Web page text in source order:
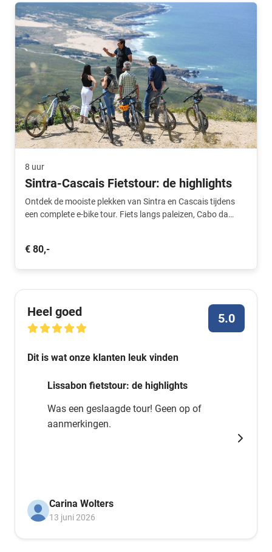
8 uur
Sintra-Cascais Fietstour: de highlights
Ontdek de mooiste plekken van Sintra en Cascais tijdens
een complete e-bike tour. Fiets langs paleizen, Cabo da
€ 80,-
Heel goed 5.0
Dit is wat onze klanten leuk vinden
Lissabon fietstour: de highlights
Was een geslaagde tour! Geen op of
aanmerkingen.
Carina Wolters
13 juni 2026